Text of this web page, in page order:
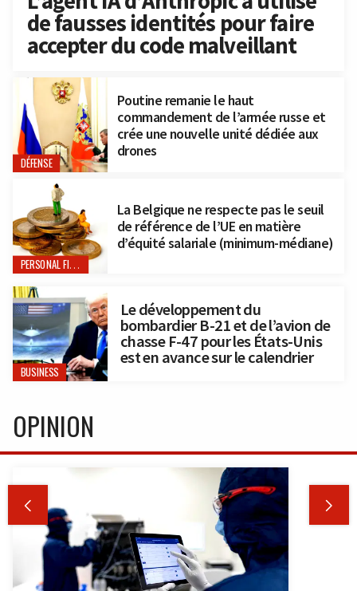
de fausses identités pour faire
accepter du code malveillant
DÉFENSE
Poutine remanie le haut
commandement de l’armée russe et
crée une nouvelle unité dédiée aux
drones
PERSONAL FINANCE
La Belgique ne respecte pas le seuil
de référence de l’UE en matière
d’équité salariale (minimum-médiane)
BUSINESS
Le développement du
bombardier B-21 et de l’avion de
chasse F-47 pour les États-Unis
est en avance sur le calendrier
OPINION
 